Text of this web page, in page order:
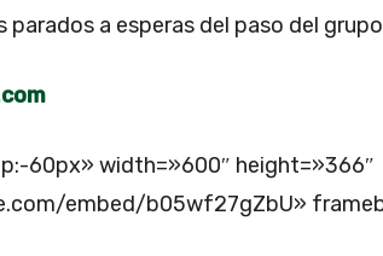
a esperas del paso del
60px» width=»600″ height=»366″
embed/b05wf27gZbU»